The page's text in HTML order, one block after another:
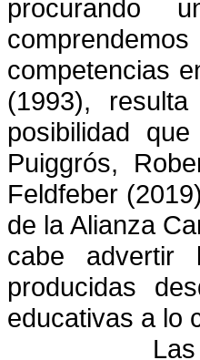
procurando
competencias
(1993),
posibilidad
Puiggrós,
Feldfeber
de la Alianza
cabe advertir
producidas
educativas a lo